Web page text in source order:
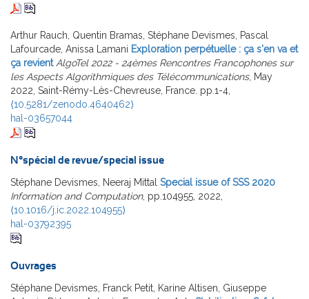
Arthur Rauch, Quentin Bramas, Stéphane Devismes, Pascal
Lafourcade, Anissa Lamani Exploration perpétuelle : ça s'en va et
ça revient AlgoTel 2022 - 24èmes Rencontres Francophones sur
les Aspects Algorithmiques des Télécommunications, May
2022, Saint-Rémy-Lès-Chevreuse, France. pp.1-4,
⟨10.5281/zenodo.4640462⟩
hal-03657044
N°spécial de revue/special issue
Stéphane Devismes, Neeraj Mittal Special issue of SSS 2020
Information and Computation, pp.104955, 2022,
⟨10.1016/j.ic.2022.104955⟩
hal-03792395
Ouvrages
Stéphane Devismes, Franck Petit, Karine Altisen, Giuseppe